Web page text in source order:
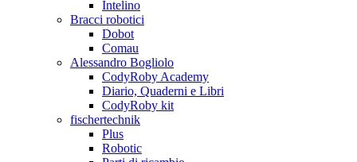
Intelino
Bracci robotici
Dobot
Comau
Alessandro Bogliolo
CodyRoby Academy
Diario, Quaderni e Libri
CodyRoby kit
fischertechnik
Plus
Robotic